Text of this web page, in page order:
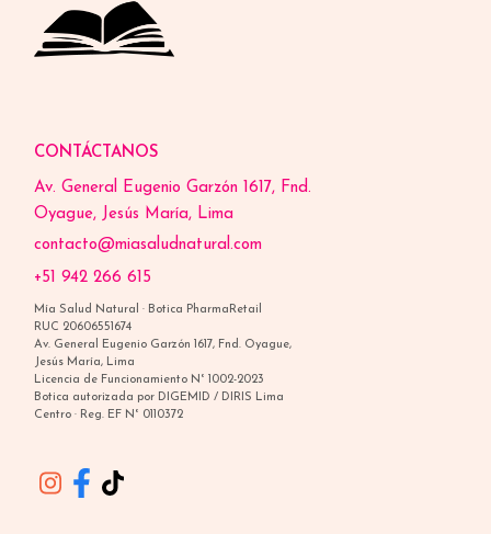
CONTÁCTANOS
Av. General Eugenio Garzón 1617, Fnd.
Oyague, Jesús María, Lima
contacto@miasaludnatural.com
+51 942 266 615
Mía Salud Natural · Botica PharmaRetail
RUC 20606551674
Av. General Eugenio Garzón 1617, Fnd. Oyague,
Jesús María, Lima
Licencia de Funcionamiento N° 1002-2023
Botica autorizada por DIGEMID / DIRIS Lima
Centro · Reg. EF N° 0110372